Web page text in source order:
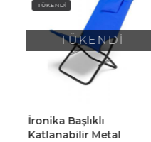
TÜKENDİ
TÜKENDİ
İronika Başlıklı
Katlanabilir Metal